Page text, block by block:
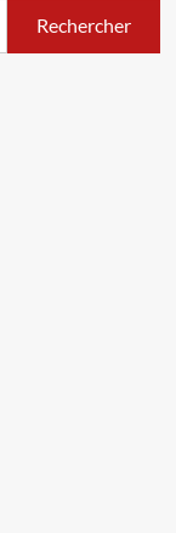
Rechercher